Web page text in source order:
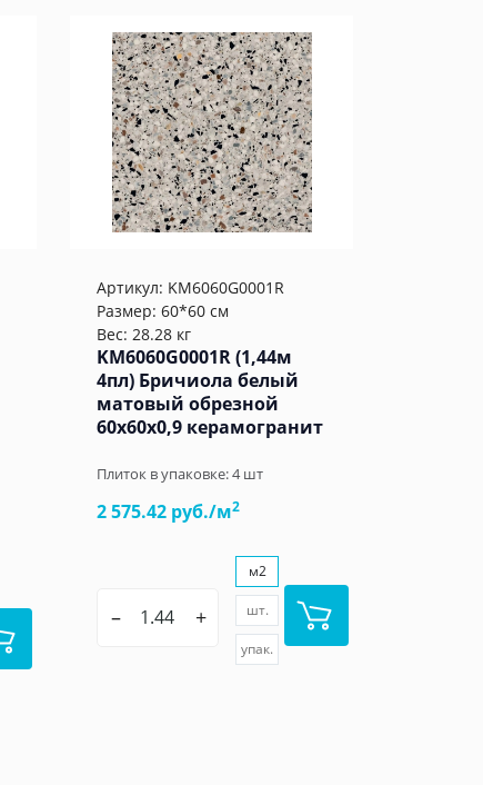
Артикул: KM6060G0001R
Размер: 60*60 см
Вес: 28.28 кг
KM6060G0001R (1,44м
4пл) Бричиола белый
матовый обрезной
60x60x0,9 керамогранит
Плиток в упаковке:4шт
2 575.42 руб./м2
– +
м2
шт.
упак.